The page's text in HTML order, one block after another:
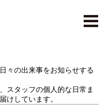
々の出来事をお知らせする
スタッフの個人的な日常ま
けしています。